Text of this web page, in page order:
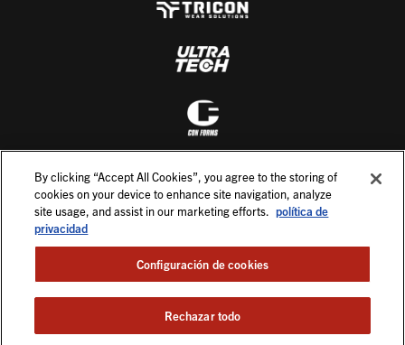
By clicking “Accept All Cookies”, you agree to the storing of
cookies on your device to enhance site navigation, analyze
site usage, and assist in our marketing efforts. política de
privacidad
Configuración de cookies
Rechazar todo